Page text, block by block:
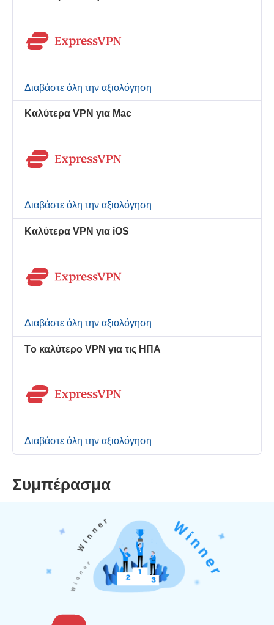
Διαβάστε όλη την αξιολόγηση
Καλύτερα VPN για Mac
Διαβάστε όλη την αξιολόγηση
Καλύτερα VPN για iOS
Διαβάστε όλη την αξιολόγηση
Τo καλύτερo VPN για τις ΗΠΑ
Διαβάστε όλη την αξιολόγηση
Συμπέρασμα